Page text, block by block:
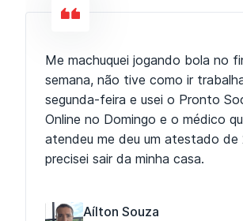
Me machuquei jogando bola no
semana, não tive como ir
segunda-feira e usei o Pronto
Online no Domingo e o médico
atendeu me deu um atestado de
precisei sair da minha casa.
Aílton Souza